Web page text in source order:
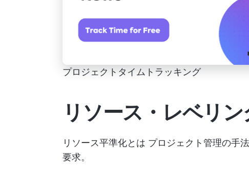
プロジェクトタイムトラッキング
リソース・レベリン
リソース平準化とは プロジェクト管理の手法
要求。